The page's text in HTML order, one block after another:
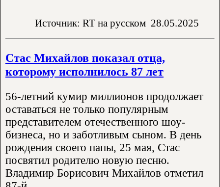
Источник: RT на русском 28.05.2025
Стас Михайлов показал отца,
которому исполнилось 87 лет
56-летний кумир миллионов продолжает
оставаться не только популярным
представителем отечественного шоу-
бизнеса, но и заботливым сыном. В день
рождения своего папы, 25 мая, Стас
посвятил родителю новую песню.
Владимир Борисович Михайлов отметил